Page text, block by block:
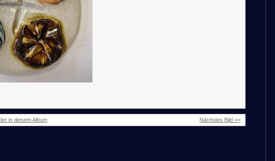
in diesem Album Nächstes Bild >>